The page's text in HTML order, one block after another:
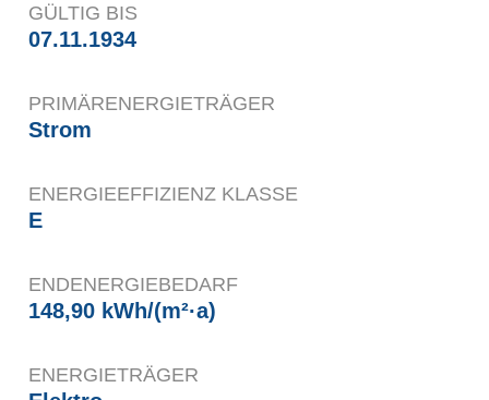
GÜLTIG BIS
07.11.1934
PRIMÄRENERGIETRÄGER
Strom
ENERGIEEFFIZIENZ KLASSE
E
ENDENERGIEBEDARF
148,90 kWh/(m²·a)
ENERGIETRÄGER